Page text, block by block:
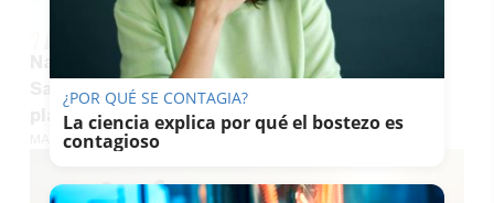
Navantia amplía plantilla en la Bahía de Cádiz:
San Fernando concentra la mayoría de las 46
plazas ofertadas
MARÍA CRISOL
¿POR QUÉ SE CONTAGIA?
La ciencia explica por qué el bostezo es
contagioso